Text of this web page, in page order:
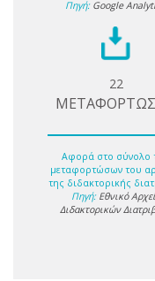
Πηγή: Google
22
Αφορά στο σύνολο
μεταφορτώσων του
της διδακτορικής
Πηγή: Εθνικό
Διδακτορικών